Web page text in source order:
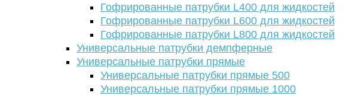
Гофрированные патрубки L400 для жидкостей
Гофрированные патрубки L600 для жидкостей
Гофрированные патрубки L800 для жидкостей
Универсальные патрубки демпферные
Универсальные патрубки прямые
Универсальные патрубки прямые 500
Универсальные патрубки прямые 1000